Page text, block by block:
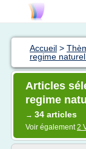
Accueil >
regime
Articles
regime
→ 34 articles
Voir également2